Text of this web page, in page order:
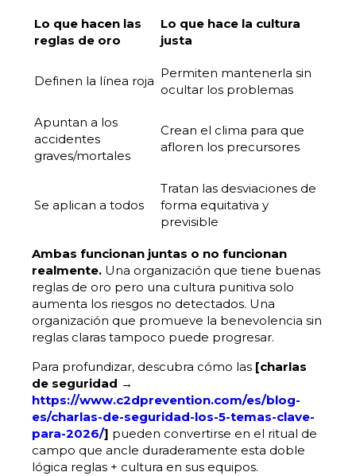
Lo que hacen las
reglas de oro
Lo que hace la cultura
justa
Definen la línea roja
Permiten mantenerla sin
ocultar los problemas
Apuntan a los
accidentes
graves/mortales
Crean el clima para que
afloren los precursores
Se aplican a todos
Tratan las desviaciones de
forma equitativa y
previsible
Ambas funcionan juntas o no funcionan
realmente. Una organización que tiene buenas
reglas de oro pero una cultura punitiva solo
aumenta los riesgos no detectados. Una
organización que promueve la benevolencia sin
reglas claras tampoco puede progresar.
Para profundizar, descubra cómo las [charlas
de seguridad →
https://www.c2dprevention.com/es/blog-
es/charlas-de-seguridad-los-5-temas-clave-
para-2026/] pueden convertirse en el ritual de
campo que ancle duraderamente esta doble
lógica reglas + cultura en sus equipos.